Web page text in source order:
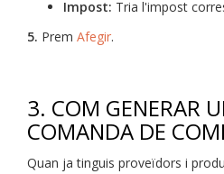
Impost: Tria l'impost
5. Prem Afegir.
3. COM GENERAR
COMANDA DE
Quan ja tinguis proveïdors i